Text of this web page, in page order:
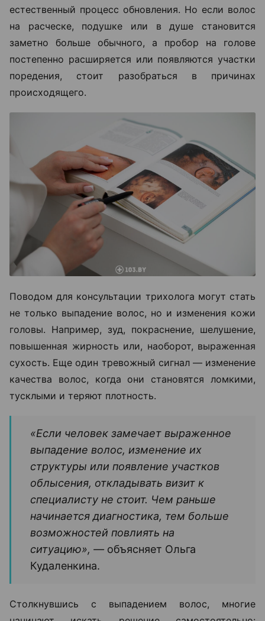
естественный процесс обновления. Но если волос
на расческе, подушке или в душе становится
заметно больше обычного, а пробор на голове
постепенно расширяется или появляются участки
поредения, стоит разобраться в причинах
происходящего.
Поводом для консультации трихолога могут стать
не только выпадение волос, но и изменения кожи
головы. Например, зуд, покраснение, шелушение,
повышенная жирность или, наоборот, выраженная
сухость. Еще один тревожный сигнал — изменение
качества волос, когда они становятся ломкими,
тусклыми и теряют плотность.
«Если человек замечает выраженное
выпадение волос, изменение их
структуры или появление участков
облысения, откладывать визит к
специалисту не стоит. Чем раньше
начинается диагностика, тем больше
возможностей повлиять на
ситуацию», — объясняет Ольга
Кудаленкина.
Столкнувшись с выпадением волос, многие